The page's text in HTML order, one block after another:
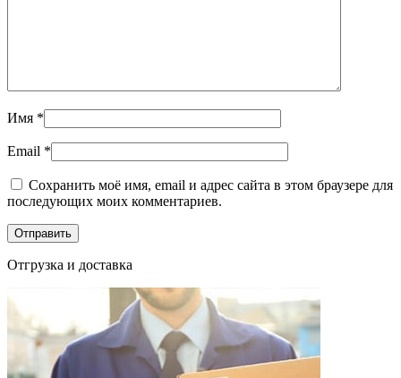
Имя *
Email *
Сохранить моё имя, email и адрес сайта в этом браузере для
последующих моих комментариев.
Отгрузка и доставка